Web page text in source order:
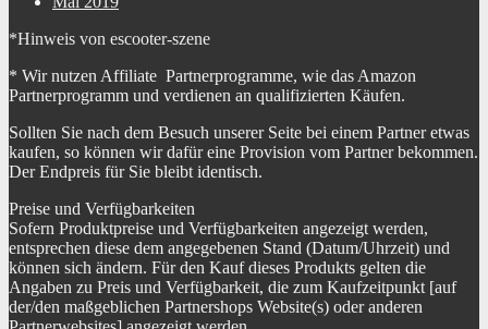
*Hinweis von escooter-szene
* Wir nutzen Affiliate Partnerprogramme, wie das Amazon
Partnerprogramm und verdienen an qualifizierten Käufen.
Sollten Sie nach dem Besuch unserer Seite bei einem Partner etwas
kaufen, so können wir dafür eine Provision vom Partner bekommen.
Der Endpreis für Sie bleibt identisch.
Preise und Verfügbarkeiten
Sofern Produktpreise und Verfügbarkeiten angezeigt werden,
entsprechen diese dem angegebenen Stand (Datum/Uhrzeit) und
können sich ändern. Für den Kauf dieses Produkts gelten die
Angaben zu Preis und Verfügbarkeit, die zum Kaufzeitpunkt [auf
der/den maßgeblichen Partnershops Website(s) oder anderen